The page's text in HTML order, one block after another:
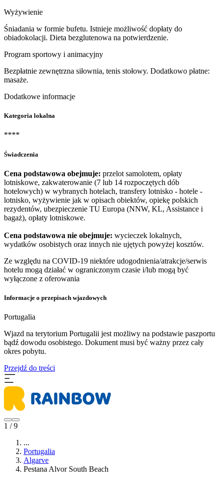
Wyżywienie
Śniadania w formie bufetu. Istnieje możliwość dopłaty do
obiadokolacji. Dieta bezglutenowa na potwierdzenie.
Program sportowy i animacyjny
Bezpłatnie zewnętrzna siłownia, tenis stołowy. Dodatkowo płatne:
masaże.
Dodatkowe informacje
Kategoria lokalna
****
Świadczenia
Cena podstawowa obejmuje: przelot samolotem, opłaty
lotniskowe, zakwaterowanie (7 lub 14 rozpoczętych dób
hotelowych) w wybranych hotelach, transfery lotnisko - hotele -
lotnisko, wyżywienie jak w opisach obiektów, opiekę polskich
rezydentów, ubezpieczenie TU Europa (NNW, KL, Assistance i
bagaż), opłaty lotniskowe.
Cena podstawowa nie obejmuje: wycieczek lokalnych,
wydatków osobistych oraz innych nie ujętych powyżej kosztów.
Ze względu na COVID-19 niektóre udogodnienia/atrakcje/serwis
hotelu mogą działać w ograniczonym czasie i/lub mogą być
wyłączone z oferowania
Informacje o przepisach wjazdowych
Portugalia
Wjazd na terytorium Portugalii jest możliwy na podstawie paszportu
bądź dowodu osobistego. Dokument musi być ważny przez cały
okres pobytu.
Przejdź do treści
1 / 9
...
Portugalia
Algarve
Pestana Alvor South Beach